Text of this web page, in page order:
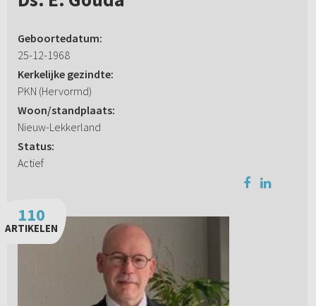
Geboortedatum:
25-12-1968
Kerkelijke gezindte:
PKN (Hervormd)
Woon/standplaats:
Nieuw-Lekkerland
Status:
Actief
110
ARTIKELEN